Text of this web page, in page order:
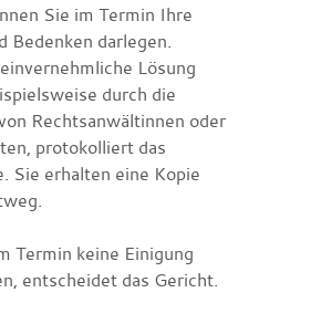
Sie im Termin Ihre
Bedenken darlegen.
Lösung
durch die
Rechtsanwältinnen oder
, protokolliert das
Sie erhalten eine Kopie
Termin keine Einigung
entscheidet das Gericht.